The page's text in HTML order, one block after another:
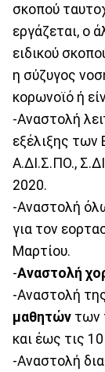
σκοπού
εργάζεται, ο
ειδικού
η σύζυγος
κορωνοϊό ή
-Αναστολή
εξέλιξης
Α.ΔΙ.Σ.ΠΟ.,
2020.
-Αναστολή
για τον
Μαρτίου.
-Αναστολή
-Αναστολή
μαθητών των
και έως τις
-Αναστολή